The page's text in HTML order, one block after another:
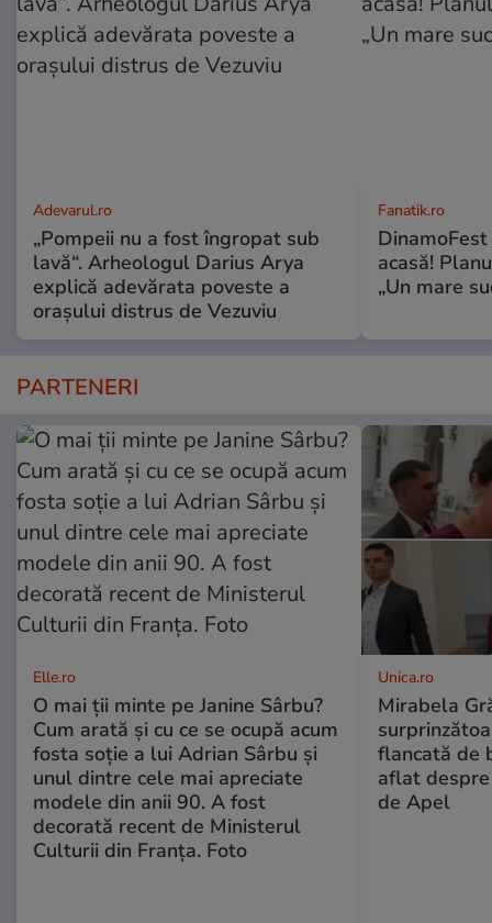
Adevarul.ro
„Pompeii nu a fost îngropat sub
lavă“. Arheologul Darius Arya
explică adevărata poveste a
orașului distrus de Vezuviu
Fanatik.ro
acasă!
„Un mare
PARTENERI
Elle.ro
O mai ții minte pe Janine Sârbu?
Cum arată și cu ce se ocupă acum
fosta soție a lui Adrian Sârbu și
unul dintre cele mai apreciate
modele din anii 90. A fost
decorată recent de Ministerul
Culturii din Franța. Foto
Unica.ro
Mirabela
flancată de
aflat
de Apel